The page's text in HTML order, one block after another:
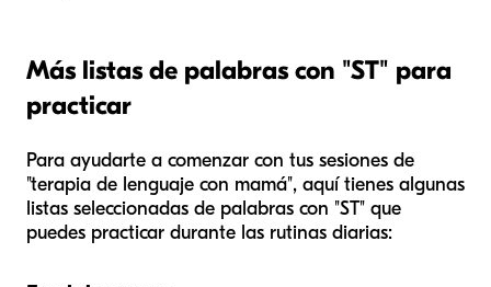
Más listas de palabras con "ST" para
practicar
Para ayudarte a comenzar con tus sesiones de
"terapia de lenguaje con mamá", aquí tienes algunas
listas seleccionadas de palabras con "ST" que
puedes practicar durante las rutinas diarias: